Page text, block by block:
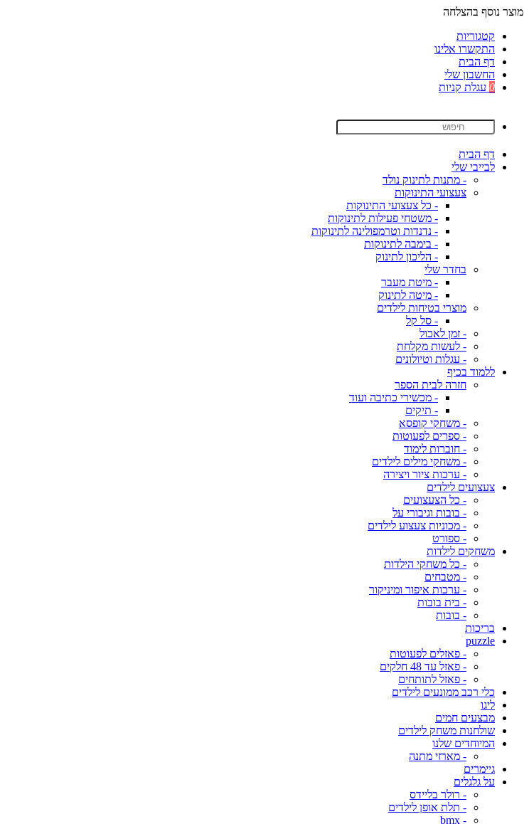
מוצר נוסף בהצלחה
קטגוריות
התקשרו אלינו
דף הבית
החשבון שלי
0 עגלת קניות
דף הבית
לבייבי שלי
- מתנות לתינוק נולד
צעצועי התינוקות
- כל צעצועי התינוקות
- משטחי פעילות לתינוקות
- נדנדות וטרמפולינה לתינוקות
- בימבה לתינוקות
- הליכון לתינוק
בחדר שלי
- מיטת מעבר
- מיטה לתינוק
מוצרי בטיחות לילדים
- סל קל
- זמן לאכול
- לעשות מקלחת
- עגלות וטיולונים
ללמוד בכיף
חזרה לבית הספר
- מכשירי כתיבה ועוד
- תיקים
- משחקי קופסא
- ספרים לפעוטות
- חוברות לימוד
- משחקי מילים לילדים
- ערכות ציור ויצירה
צעצועים לילדים
- כל הצעצועים
- בובות וגיבורי על
- מכוניות צעצוע לילדים
- ספורט
משחקים לילדות
- כל משחקי הילדות
- מטבחים
- ערכות איפור ומיניקור
- בית בובות
- בובות
בריכות
puzzle
- פאזלים לפעוטות
- פאזל עד 48 חלקים
- פאזל לתותחים
כלי רכב ממונעים לילדים
ליגו
מבצעים חמים
שולחנות משחק לילדים
המיוחדים שלנו
- מארזי מתנה
גיימרים
על גלגלים
- רולר בליידס
- תלת אופן לילדים
- bmx